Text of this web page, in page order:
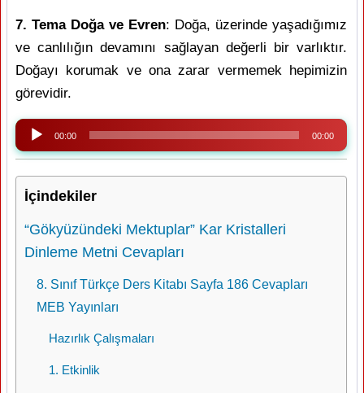
7. Tema Doğa ve Evren: Doğa, üzerinde yaşadığımız
ve canlılığın devamını sağlayan değerli bir varlıktır.
Doğayı korumak ve ona zarar vermemek hepimizin
görevidir.
Ses
oynatıcı
00:00 00:00
İçindekiler
“Gökyüzündeki Mektuplar” Kar Kristalleri
Dinleme Metni Cevapları
8. Sınıf Türkçe Ders Kitabı Sayfa 186 Cevapları
MEB Yayınları
Hazırlık Çalışmaları
1. Etkinlik